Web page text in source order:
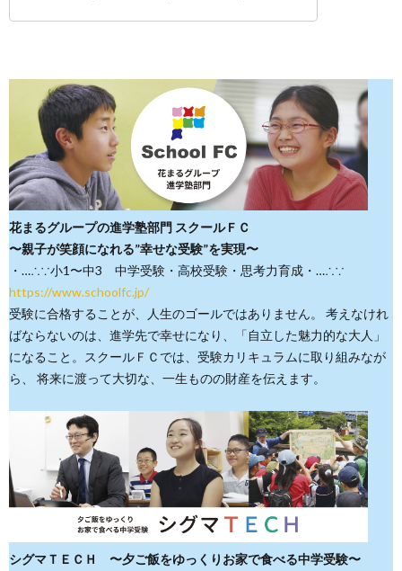
花まるグループの進学塾部門 スクールＦＣ
〜親子が笑顔になれる”幸せな受験”を実現〜
・…∴∵小1〜中3 中学受験・高校受験・思考力育成・…∴∵
https://www.schoolfc.jp/
受験に合格することが、人生のゴールではありません。 考えなけれ
ばならないのは、進学先で幸せになり、「自立した魅力的な大人」
になること。スクールＦＣでは、受験カリキュラムに取り組みなが
ら、 将来に渡って大切な、一生ものの財産を伝えます。
シグマＴＥＣＨ 〜夕ご飯をゆっくりお家で食べる中学受験〜